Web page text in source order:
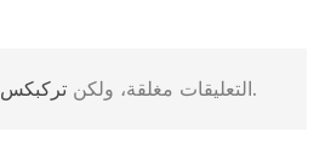
التعليقات مغلقة، ولكنتركبكس وبينغبكس مفتوحة.